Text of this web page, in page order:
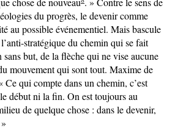
du progrès, le devenir comme
au possible événementiel. Mais bascule
stratégique du chemin qui se fait
sans but, de la flèche qui ne vise aucune
mouvement qui sont tout. Maxime de
Ce qui compte dans un chemin, c’est
début ni la fin. On est toujours au
de quelque chose : dans le devenir,